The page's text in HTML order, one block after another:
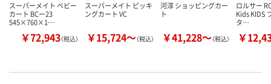
スーパーメイト ベビー
カート BCー23
545×760×1…
￥72,943（税込）
スーパーメイト ピッキ
ングカート VC
￥15,724～（税込）
河淳 ショッピングカー
ト
￥41,228～（税込）
ロルサー
Kids KIDS
タ…
￥